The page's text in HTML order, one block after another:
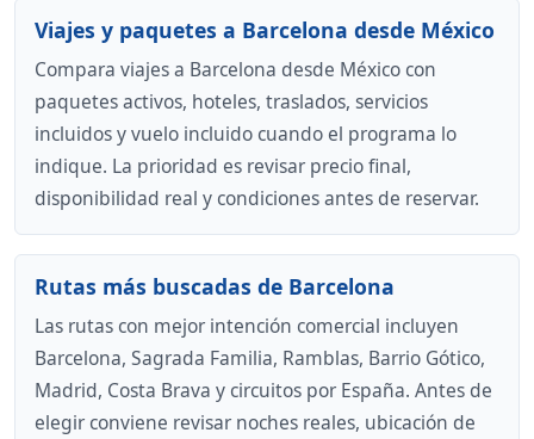
Viajes y paquetes a Barcelona desde México
Compara viajes a Barcelona desde México con
paquetes activos, hoteles, traslados, servicios
incluidos y vuelo incluido cuando el programa lo
indique. La prioridad es revisar precio final,
disponibilidad real y condiciones antes de reservar.
Rutas más buscadas de Barcelona
Las rutas con mejor intención comercial incluyen
Barcelona, Sagrada Familia, Ramblas, Barrio Gótico,
Madrid, Costa Brava y circuitos por España. Antes de
elegir conviene revisar noches reales, ubicación de